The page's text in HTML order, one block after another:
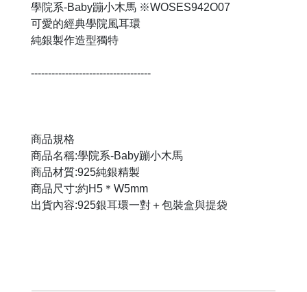
學院系-Baby蹦小木馬 ※WOSES942O07
可愛的經典學院風耳環
純銀製作造型獨特
-----------------------------------
商品規格
商品名稱:學院系-Baby蹦小木馬
商品材質:925純銀精製
商品尺寸:約H5＊W5mm
出貨內容:925銀耳環一對＋包裝盒與提袋